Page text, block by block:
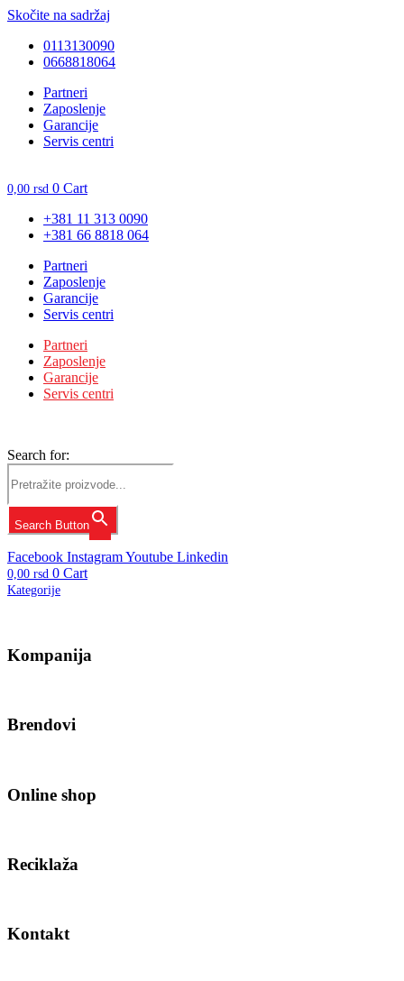
Skočite na sadržaj
0113130090
0668818064
Partneri
Zaposlenje
Garancije
Servis centri
0,00 rsd 0 Cart
+381 11 313 0090
+381 66 8818 064
Partneri
Zaposlenje
Garancije
Servis centri
Partneri
Zaposlenje
Garancije
Servis centri
Search for:
Search Button
Facebook InstagramYoutube Linkedin
0,00 rsd 0 Cart
Kategorije
Kompanija
Brendovi
Online shop
Reciklaža
Kontakt
Unesite ovde tekst naslova